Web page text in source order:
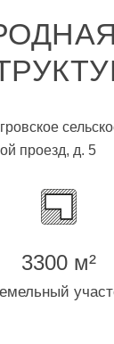
проезд, д. 5
3300 м²